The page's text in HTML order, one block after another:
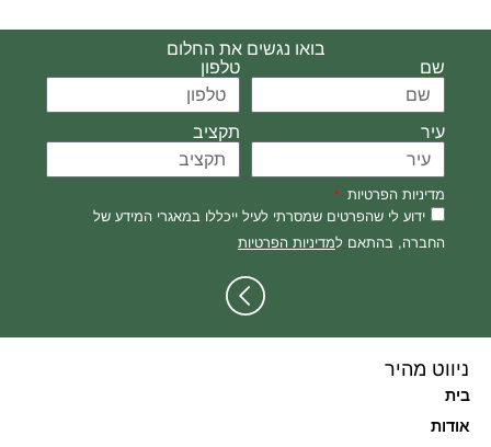
בואו נגשים את החלום
מדיניות הפרטיות
ידוע לי שהפרטים שמסרתי לעיל ייכללו במאגרי המידע של
החברה, בהתאם למדיניות הפרטיות
שם טלפון
עיר תקציב
ניווט מהיר
בית
אודות